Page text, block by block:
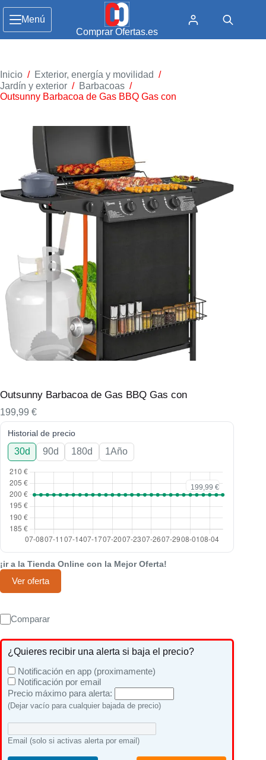
Menú
Comprar Ofertas.es
Inicio / Exterior, energía y movilidad /
Jardín y exterior / Barbacoas /
Outsunny Barbacoa de Gas BBQ Gas con
Outsunny Barbacoa de Gas BBQ Gas con
199,99 €
Historial de precio
30d 90d 180d 1Año
¡ir a la Tienda Online con la Mejor Oferta!
Ver oferta
Comparar
¿Quieres recibir una alerta si baja el precio?
Notificación en app (proximamente)
Notificación por email
Precio máximo para alerta:
(Dejar vacío para cualquier bajada de precio)
Email (solo si activas alerta por email)